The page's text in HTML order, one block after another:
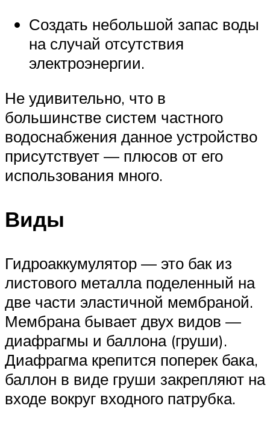
Создать небольшой запас воды
на случай отсутствия
электроэнергии.
Не удивительно, что в
большинстве систем частного
водоснабжения данное устройство
присутствует — плюсов от его
использования много.
Виды
Гидроаккумулятор — это бак из
листового металла поделенный на
две части эластичной мембраной.
Мембрана бывает двух видов —
диафрагмы и баллона (груши).
Диафрагма крепится поперек бака,
баллон в виде груши закрепляют на
входе вокруг входного патрубка.